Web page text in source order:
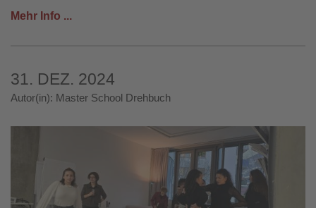
Mehr Info ...
31. DEZ. 2024
Autor(in): Master School Drehbuch